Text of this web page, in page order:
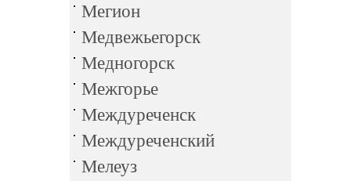
Мегион
Медвежьегорск
Медногорск
Межгорье
Междуреченск
Междуреченский
Мелеуз